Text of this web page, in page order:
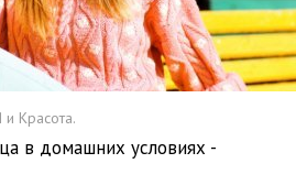
Красота.
в домашних условиях -